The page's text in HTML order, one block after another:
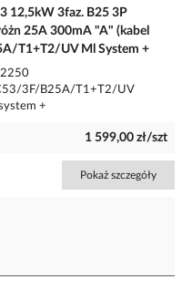
12,5kW 3faz. B25 3P
25A 300mA "A" (kabel
T1+T2/UV Ml System +
3F/B25A/T1+T2/UV
+
1 599,00 zł/szt
Pokaż szczegóły